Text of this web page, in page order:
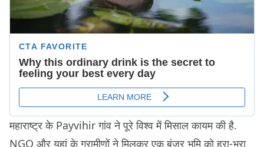
महाराष्ट्र के Payvihir गांव ने पूरे विश्व में मिसाल कायम की है.
NGO और यहां के ग्रामीणों ने मिलकर एक बंजर भूमि को हरा-भरा